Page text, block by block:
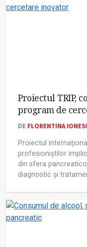
Proiectul TRIP,
program de
DE FLORENTINA
Proiectul
profesioniștilor
din sfera
diagnostic și